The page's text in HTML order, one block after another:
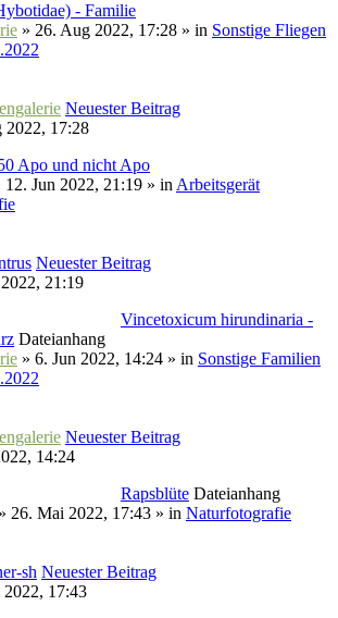
- Familie
» 26. Aug 2022, 17:28 » in Sonstige Fliegen
Neuester Beitrag
2022, 17:28
Apo und nicht Apo
12. Jun 2022, 21:19 » in Arbeitsgerät
Neuester Beitrag
21:19
Vincetoxicum hirundinaria -
Dateianhang
» 6. Jun 2022, 14:24 » in Sonstige Familien
Neuester Beitrag
14:24
Rapsblüte Dateianhang
» 26. Mai 2022, 17:43 » in Naturfotografie
sh Neuester Beitrag
17:43